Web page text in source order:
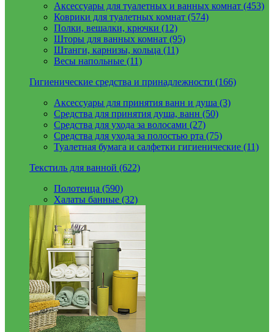
Аксессуары для туалетных и ванных комнат (453)
Коврики для туалетных комнат (574)
Полки, вешалки, крючки (12)
Шторы для ванных комнат (95)
Штанги, карнизы, кольца (11)
Весы напольные (11)
Гигиенические средства и принадлежности (166)
Аксессуары для принятия ванн и душа (3)
Средства для принятия душа, ванн (50)
Средства для ухода за волосами (27)
Средства для ухода за полостью рта (75)
Туалетная бумага и салфетки гигиенические (11)
Текстиль для ванной (622)
Полотенца (590)
Халаты банные (32)